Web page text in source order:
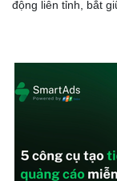
động liên tỉnh, bắt